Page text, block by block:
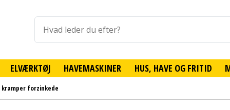
ELVÆRKTØJ HAVEMASKINER HUS, HAVE OG FRITID
kramper forzinkede